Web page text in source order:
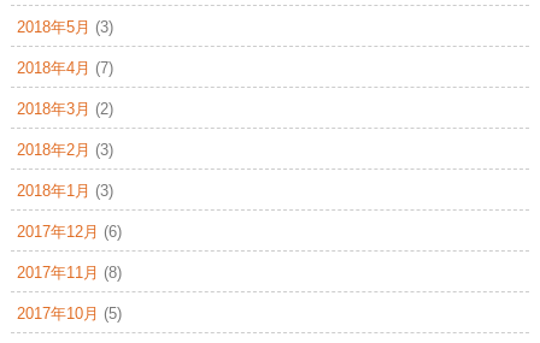
2018年5月 (3)
2018年4月 (7)
2018年3月 (2)
2018年2月 (3)
2018年1月 (3)
2017年12月 (6)
2017年11月 (8)
2017年10月 (5)